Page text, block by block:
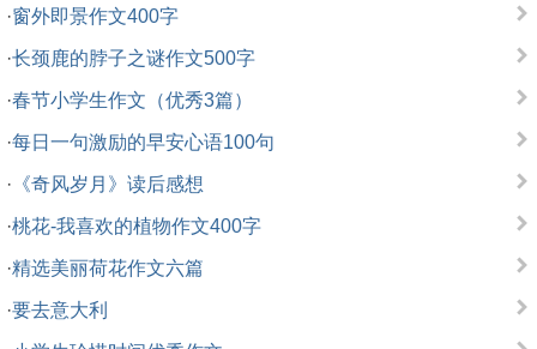
·窗外即景作文400字
·长颈鹿的脖子之谜作文500字
·春节小学生作文（优秀3篇）
·每日一句激励的早安心语100句
· 《奇风岁月》读后感想
·桃花-我喜欢的植物作文400字
·精选美丽荷花作文六篇
·要去意大利